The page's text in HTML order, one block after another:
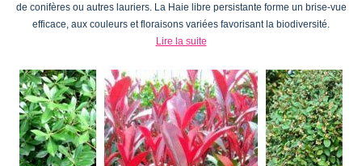
de conifères ou autres lauriers. La Haie libre persistante forme un brise-vue
efficace, aux couleurs et floraisons variées favorisant la biodiversité.
Lire la suite